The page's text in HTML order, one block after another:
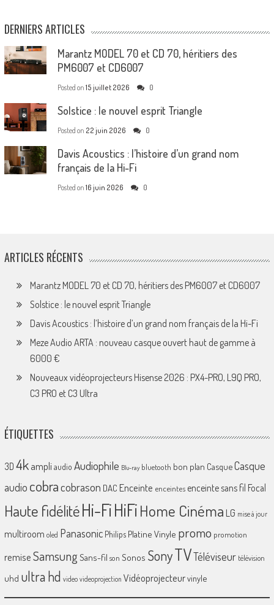
DERNIERS ARTICLES
Marantz MODEL 70 et CD 70, héritiers des
PM6007 et CD6007
Posted on 15 juillet 2026 0
Solstice : le nouvel esprit Triangle
Posted on 22 juin 2026 0
Davis Acoustics : l’histoire d’un grand nom
français de la Hi-Fi
Posted on 16 juin 2026 0
ARTICLES RÉCENTS
Marantz MODEL 70 et CD 70, héritiers des PM6007 et CD6007
Solstice : le nouvel esprit Triangle
Davis Acoustics : l’histoire d’un grand nom français de la Hi-Fi
Meze Audio ARTA : nouveau casque ouvert haut de gamme à
6000 €
Nouveaux vidéoprojecteurs Hisense 2026 : PX4-PRO, L9Q PRO,
C3 PRO et C3 Ultra
ÉTIQUETTES
3D 4k ampliaudio Audiophile Blu-ray bluetooth bon plan CasqueCasque
audio cobracobrason DAC Enceinte enceintes enceinte sans fil Focal
Haute fidélitéHi-FiHiFiHome Cinéma LG mise à jour
multiroom oled Panasonic Philips Platine Vinyle promo promotion
remiseSamsungSans-fil son Sonos SonyTVTéléviseur télévision
uhd ultra hd video videoprojection Vidéoprojecteurvinyle